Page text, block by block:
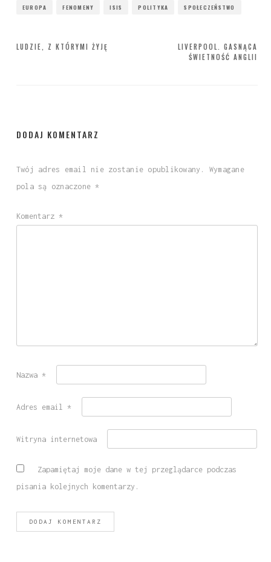
EUROPA FENOMENY ISIS POLITYKA SPOŁECZEŃSTWO
Nawigacja
LIVERPOOL. GASNĄCA
ŚWIETNOŚĆ ANGLII
LUDZIE, Z KTÓRYMI ŻYJĘ
DODAJ KOMENTARZ
Twój adres email nie zostanie opublikowany.
Wymagane
pola są oznaczone *
Komentarz *
Nazwa *
Adres email *
Witryna internetowa
Zapamiętaj moje dane w tej przeglądarce podczas
pisania kolejnych komentarzy.